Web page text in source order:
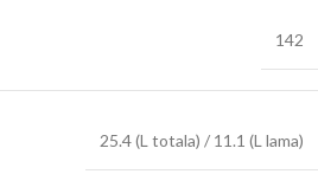
142
25.4 (L totala) / 11.1 (L lama)